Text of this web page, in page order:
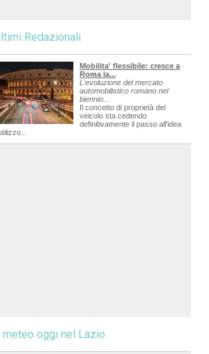
Redazionali
Mobilita' flessibile: cresce a
Roma la...
L'evoluzione del mercato
automobilistico romano nel
biennio...
Il concetto di proprietà del
veicolo sta cedendo
definitivamente il passo all'idea
meteo oggi nel Lazio